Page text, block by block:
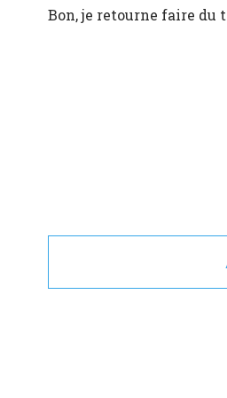
Bon, je retourne faire du